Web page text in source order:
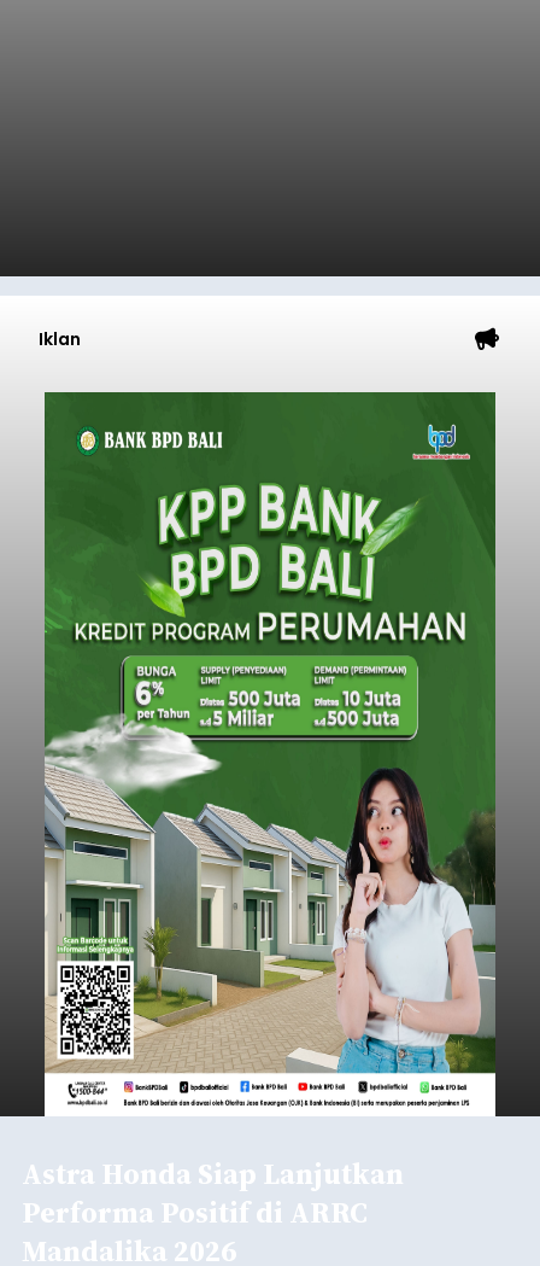
Iklan
Astra Honda Siap Lanjutkan
Performa Positif di ARRC
Mandalika 2026